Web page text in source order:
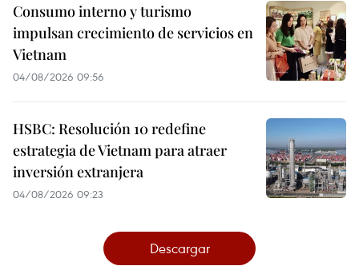
Consumo interno y turismo
impulsan crecimiento de servicios en
Vietnam
04/08/2026 09:56
HSBC: Resolución 10 redefine
estrategia de Vietnam para atraer
inversión extranjera
04/08/2026 09:23
Descargar